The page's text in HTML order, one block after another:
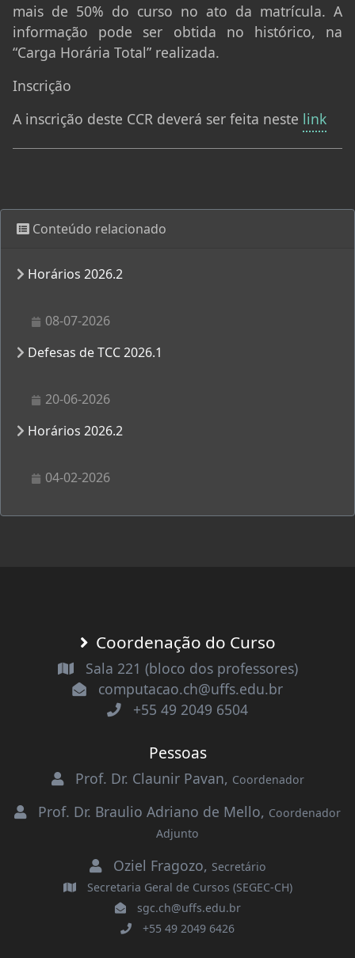
mais de 50% do curso no ato da matrícula. A
informação pode ser obtida no histórico, na
“Carga Horária Total” realizada.
Inscrição
A inscrição deste CCR deverá ser feita neste link
Conteúdo relacionado
Horários 2026.2
08-07-2026
Defesas de TCC 2026.1
20-06-2026
Horários 2026.2
04-02-2026
Coordenação do Curso
Sala 221 (bloco dos professores)
computacao.ch@uffs.edu.br
+55 49 2049 6504
Pessoas
Prof. Dr. Claunir Pavan, Coordenador
Prof. Dr. Braulio Adriano de Mello, Coordenador
Adjunto
Oziel Fragozo, Secretário
Secretaria Geral de Cursos (SEGEC-CH)
sgc.ch@uffs.edu.br
+55 49 2049 6426